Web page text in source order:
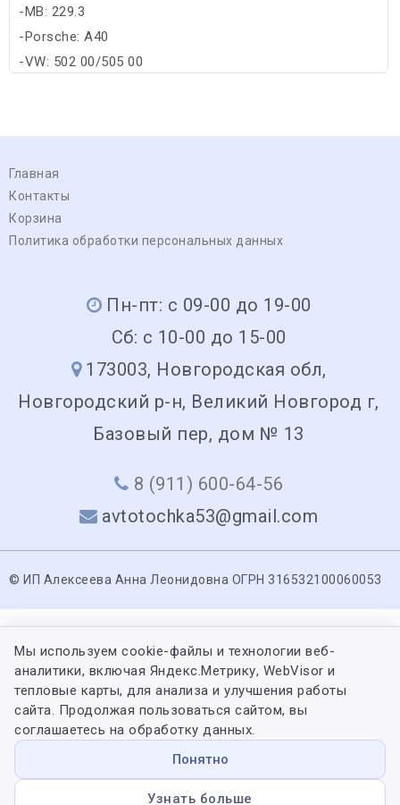
-MB: 229.3
-Porsche: A40
-VW: 502 00/505 00
Главная
Контакты
Корзина
Политика обработки персональных данных
Пн-пт: с 09-00 до 19-00
Сб: с 10-00 до 15-00
173003, Новгородская обл,
Новгородский р-н, Великий Новгород г,
Базовый пер, дом № 13
8 (911) 600-64-56
avtotochka53@gmail.com
© ИП Алексеева Анна Леонидовна ОГРН 316532100060053
Мы используем cookie-файлы и технологии веб-
аналитики, включая Яндекс.Метрику, WebVisor и
тепловые карты, для анализа и улучшения работы
сайта. Продолжая пользоваться сайтом, вы
соглашаетесь на обработку данных.
Понятно
Узнать больше